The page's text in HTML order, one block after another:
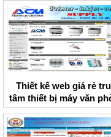
Thiết kế web giá rẻ
tâm thiết bị máy văn
ACM